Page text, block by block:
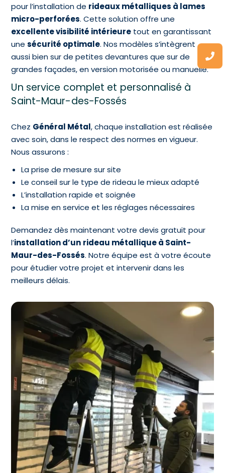
pour l’installation de rideaux métalliques à lames
micro-perforées. Cette solution offre une
excellente visibilité intérieure tout en garantissant
unesécurité optimale. Nos modèles s’intègrent
aussi bien sur de petites devantures que sur de
grandes façades, en version motorisée ou manuelle.
Un service complet et personnalisé à
Saint-Maur-des-Fossés
Chez Général Métal, chaque installation est réalisée
avec soin, dans le respect des normes en vigueur.
Nous assurons :
La prise de mesure sur site
Le conseil sur le type de rideau le mieux adapté
L’installation rapide et soignée
La mise en service et les réglages nécessaires
Demandez dès maintenant votre devis gratuit pour
l’installation d’un rideau métallique à Saint-
Maur-des-Fossés. Notre équipe est à votre écoute
pour étudier votre projet et intervenir dans les
meilleurs délais.